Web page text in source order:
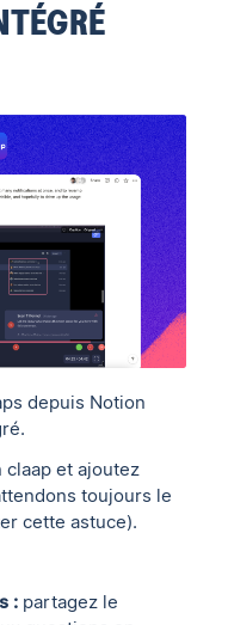
depuis Notion
et ajoutez
toujours le
cette astuce).
: partagez le